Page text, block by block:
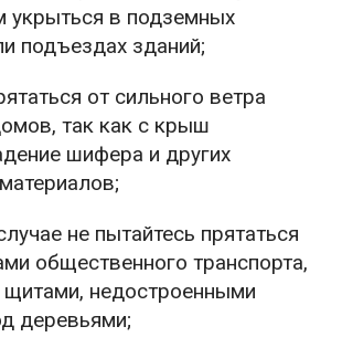
укрыться в подземных
подъездах зданий;
от сильного ветра
так как с крыш
шифера и других
не пытайтесь прятаться
общественного транспорта,
недостроенными
деревьями;